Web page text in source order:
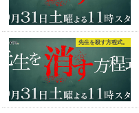
先生を殺す方程式。